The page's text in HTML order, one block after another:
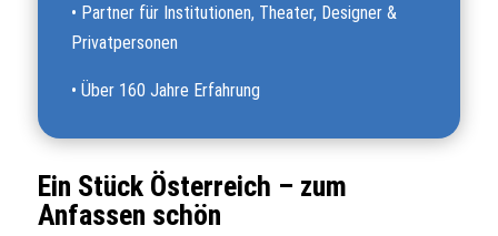
• Partner für Institutionen, Theater, Designer &
Privatpersonen
• Über 160 Jahre Erfahrung
Ein Stück Österreich – zum
Anfassen schön